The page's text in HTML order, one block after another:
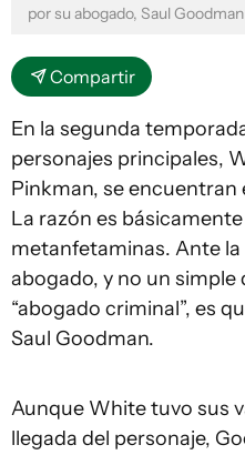
por su abogado, Saul
Compartir
En la segunda
personajes principales,
Pinkman, se encuentran
La razón es
metanfetaminas. Ante la
abogado, y no un simple
“abogado criminal”, es
Saul Goodman.
Aunque White tuvo sus
llegada del personaje,